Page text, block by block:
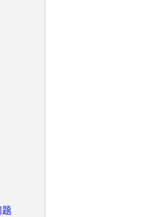
题